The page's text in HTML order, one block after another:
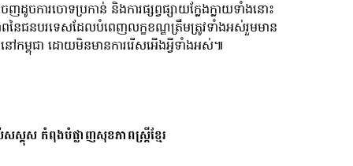
ដូចការចោទប្រកាន់ និងការផ្សព្វផ្សាយក្លែងក្លាយទាំងនោះ
ៃជនបរទេសដែលបំពេញលក្ខខណ្ឌត្រឹមត្រូវទាំងអស់រួមមាន
ម្ពុជា ដោយមិនមានការរើសអើងអ្វីទាំងអស់៕
គុស កំពុងបំផ្លាញសុខភាពស្ត្រីខ្មែរ